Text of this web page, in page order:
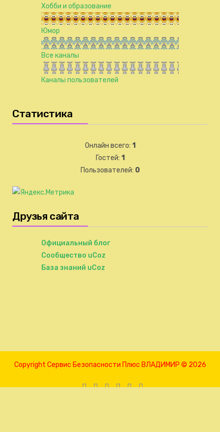
Хобби и образование
Юмор
Все каналы
Каналы пользователей
Статистика
Онлайн всего: 1
Гостей: 1
Пользователей: 0
Друзья сайта
Официальный блог
Сообщество uCoz
База знаний uCoz
Copyright Сервис Безопасности Плюс ВЛАДИМИР © 2026